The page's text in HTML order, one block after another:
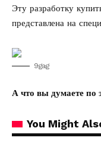
Эту разработку
представлена на
9gag
А что вы думаете по
You Might